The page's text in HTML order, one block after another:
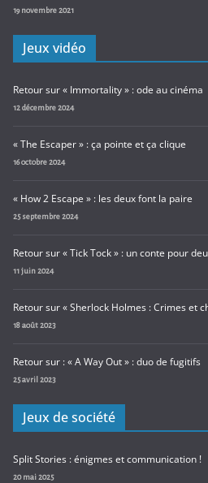
19 novembre 2021
Jeux vidéo
Retour sur « Immortality » : ode au cinéma
12 décembre 2024
« The Escaper » : ça pointe et ça clique
16 octobre 2024
« How 2 Escape » : les deux font la paire
25 septembre 2024
Retour sur « Tick Tock » : un conte pour
11 juin 2024
Retour sur « Sherlock Holmes : Crimes et
18 août 2023
Retour sur : « A Way Out » : duo de fugitifs
25 avril 2023
Jeux de société
Split Stories : énigmes et communication !
20 mai 2025